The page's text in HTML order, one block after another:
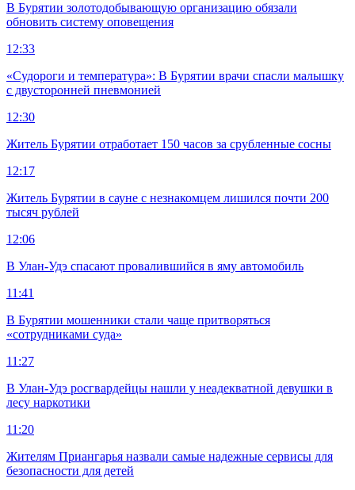
В Бурятии золотодобывающую организацию обязали
обновить систему оповещения
12:33
«Судороги и температура»: В Бурятии врачи спасли малышку
с двусторонней пневмонией
12:30
Житель Бурятии отработает 150 часов за срубленные сосны
12:17
Житель Бурятии в сауне с незнакомцем лишился почти 200
тысяч рублей
12:06
В Улан-Удэ спасают провалившийся в яму автомобиль
11:41
В Бурятии мошенники стали чаще притворяться
«сотрудниками суда»
11:27
В Улан-Удэ росгвардейцы нашли у неадекватной девушки в
лесу наркотики
11:20
Жителям Приангарья назвали самые надежные сервисы для
безопасности для детей